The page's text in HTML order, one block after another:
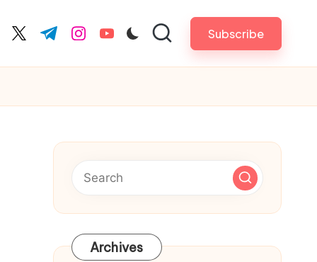
twitter.com
t.me instagram.com
youtube.com Subscribe
Archives